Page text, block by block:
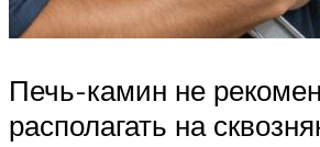
Печь-камин не
располагать на